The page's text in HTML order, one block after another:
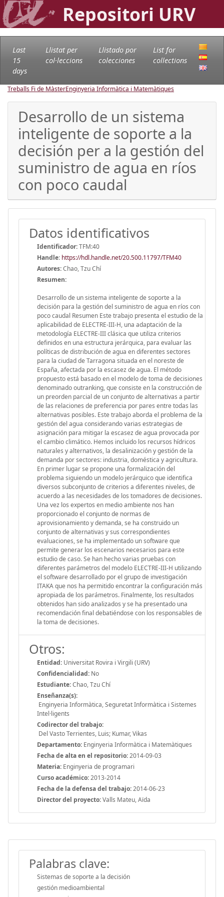
Repositori URV
Last
15
days
Llistat per
col·leccions
Llistado por
colecciones
List for
collections
Treballs Fi de MàsterEnginyeria Informàtica i Matemàtiques
Desarrollo de un sistema
inteligente de soporte a la
decisión per a la gestión del
suministro de agua en ríos
con poco caudal
Datos identificativos
Identificador:TFM:40
Handle: https://hdl.handle.net/20.500.11797/TFM40
Autores:Chao, Tzu Chí
Resumen:
Desarrollo de un sistema inteligente de soporte a la
decisión para la gestión del suministro de agua en ríos con
poco caudal Resumen Este trabajo presenta el estudio de la
aplicabilidad de ELECTRE-III-H, una adaptación de la
metodología ELECTRE-III clásica que utiliza criterios
definidos en una estructura jerárquica, para evaluar las
políticas de distribución de agua en diferentes sectores
para la ciudad de Tarragona situada en el noreste de
España, afectada por la escasez de agua. El método
propuesto está basado en el modelo de toma de decisiones
denominado outranking, que consiste en la construcción de
un preorden parcial de un conjunto de alternativas a partir
de las relaciones de preferencia por pares entre todas las
alternativas posibles. Este trabajo aborda el problema de la
gestión del agua considerando varias estrategias de
asignación para mitigar la escasez de agua provocada por
el cambio climático. Hemos incluido los recursos hídricos
naturales y alternativos, la desalinización y gestión de la
demanda por sectores: industria, doméstica y agricultura.
En primer lugar se propone una formalización del
problema siguiendo un modelo jerárquico que identifica
diversos subconjunto de criterios a diferentes niveles, de
acuerdo a las necesidades de los tomadores de decisiones.
Una vez los expertos en medio ambiente nos han
proporcionado el conjunto de normas de
aprovisionamiento y demanda, se ha construido un
conjunto de alternativas y sus correspondientes
evaluaciones, se ha implementado un software que
permite generar los escenarios necesarios para este
estudio de caso. Se han hecho varias pruebas con
diferentes parámetros del modelo ELECTRE-III-H utilizando
el software desarrollado por el grupo de investigación
ITAKA que nos ha permitido encontrar la configuración más
apropiada de los parámetros. Finalmente, los resultados
obtenidos han sido analizados y se ha presentado una
recomendación final debatiéndose con los responsables de
la toma de decisiones.
Otros:
Entidad: Universitat Rovira i Virgili (URV)
Confidencialidad: No
Estudiante:Chao, Tzu Chí
Enseñanza(s):
Enginyeria Informàtica, Seguretat Informàtica i Sistemes
Intel·ligents
Codirector del trabajo:
Del Vasto Terrientes, Luis; Kumar, Vikas
Departamento: Enginyeria Informàtica i Matemàtiques
Fecha de alta en el repositorio:2014-09-03
Materia: Enginyeria de programari
Curso académico:2013-2014
Fecha de la defensa del trabajo:2014-06-23
Director del proyecto:Valls Mateu, Aïda
Palabras clave:
Sistemas de soporte a la decisión
gestión medioambiental